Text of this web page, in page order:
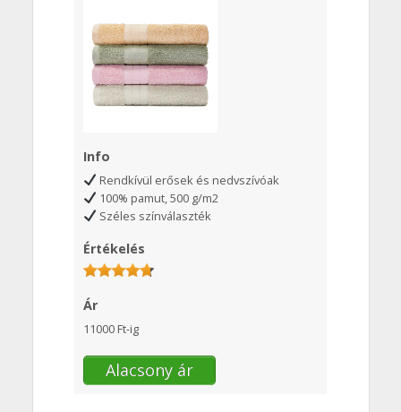
Info
Rendkívül erősek és nedvszívóak
100% pamut, 500 g/m2
Széles színválaszték
Értékelés
Ár
11000 Ft-ig
Alacsony ár